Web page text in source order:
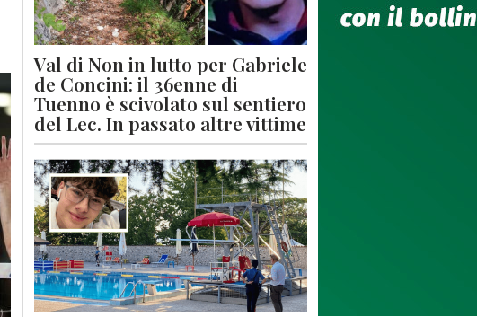
Val di Non in lutto per Gabriele
de Concini: il 36enne di
Tuenno è scivolato sul sentiero
del Lec. In passato altre vittime